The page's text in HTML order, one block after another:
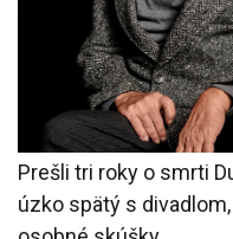
Prešli tri roky o smrti
úzko spätý s